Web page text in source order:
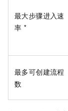
最大步骤进入速
率 *
最多可创建流程
数